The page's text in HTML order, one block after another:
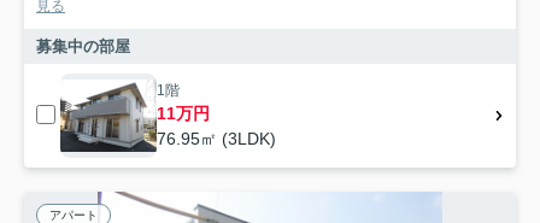
見る
募集中の部屋
1階
11万円
76.95㎡ (3LDK)
アパート